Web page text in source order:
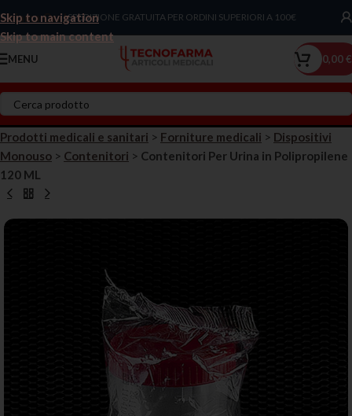
Skip to navigation
Skip to main content
Chiama Ora!SPEDIZIONE GRATUITA PER ORDINI SUPERIORI A 100€
MENU 0,00€
Prodotti medicali e sanitari > Forniture medicali > Dispositivi
Monouso > Contenitori > Contenitori Per Urina in Polipropilene
120 ML